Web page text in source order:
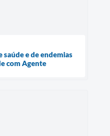
e de endemias
com Agente